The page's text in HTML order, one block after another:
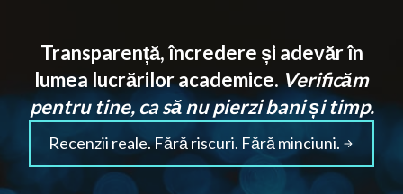
Transparență, încredere și adevăr în
lumea lucrărilor academice. Verificăm
pentru tine, ca să nu pierzi bani și timp.
Recenzii reale. Fără riscuri. Fără minciuni.